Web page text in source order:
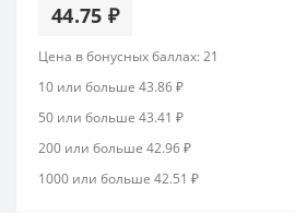
44.75 ₽
Цена в бонусных баллах: 21
10 или больше 43.86 ₽
50 или больше 43.41 ₽
200 или больше 42.96 ₽
1000 или больше 42.51 ₽